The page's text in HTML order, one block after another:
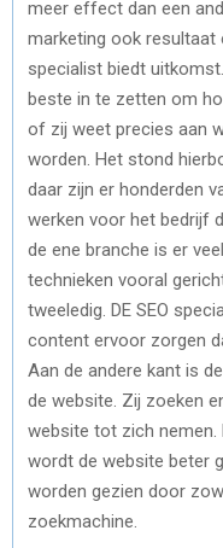
meer effect dan een
marketing ook resultaat
specialist biedt
beste in te zetten om
of zij weet precies aan
worden. Het stond
daar zijn er honderden
werken voor het bedrijf
de ene branche is er
technieken vooral
tweeledig. DE SEO
content ervoor zorgen
Aan de andere kant is
de website. Zij zoeken
website tot zich nemen.
wordt de website beter
worden gezien door
zoekmachine.